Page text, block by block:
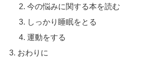
今の悩みに関する本を読む
しっかり睡眠をとる
運動をする
おわりに